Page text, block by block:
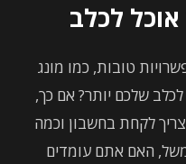
לכלב
טובות, כמו מונג
שלכם יותר? אם כך,
לקחת בחשבון וכמה
האם אתם עומדים